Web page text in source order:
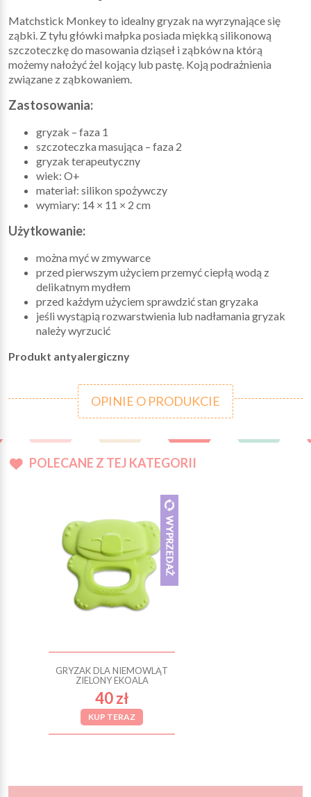
Matchstick Monkey to idealny gryzak na wyrzynające się
ząbki. Z tyłu główki małpka posiada miękką silikonową
szczoteczkę do masowania dziąseł i ząbków na którą
możemy nałożyć żel kojący lub pastę. Koją podrażnienia
związane z ząbkowaniem.
Zastosowania:
gryzak – faza 1
szczoteczka masująca – faza 2
gryzak terapeutyczny
wiek: O+
materiał: silikon spożywczy
wymiary: 14 × 11 × 2 cm
Użytkowanie:
można myć w zmywarce
przed pierwszym użyciem przemyć ciepłą wodą z
delikatnym mydłem
przed każdym użyciem sprawdzić stan gryzaka
jeśli wystąpią rozwarstwienia lub nadłamania gryzak
należy wyrzucić
Produkt antyalergiczny
OPINIE O PRODUKCIE
POLECANE Z TEJ KATEGORII
GRYZAK DLA NIEMOWLĄT
ZIELONY EKOALA
40 zł
KUP TERAZ